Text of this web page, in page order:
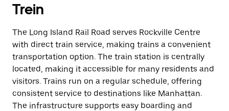
Trein
The Long Island Rail Road serves Rockville Centre
with direct train service, making trains a convenient
transportation option. The train station is centrally
located, making it accessible for many residents and
visitors. Trains run on a regular schedule, offering
consistent service to destinations like Manhattan.
The infrastructure supports easy boarding and